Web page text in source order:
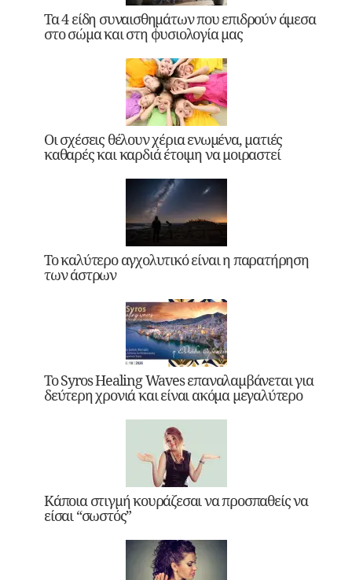
Τα 4 είδη συναισθημάτων που επιδρούν άμεσα
στο σώμα και στη φυσιολογία μας
Οι σχέσεις θέλουν χέρια ενωμένα, ματιές
καθαρές και καρδιά έτοιμη να μοιραστεί
Το καλύτερο αγχολυτικό είναι η παρατήρηση
των άστρων
Το Syros Healing Waves επαναλαμβάνεται για
δεύτερη χρονιά και είναι ακόμα μεγαλύτερο
Κάποια στιγμή κουράζεσαι να προσπαθείς να
είσαι “σωστός”